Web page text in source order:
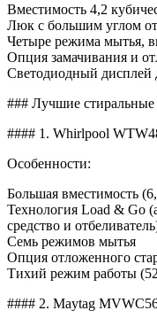
Вместимость 4,2
Люк с большим углом
Четыре режима мытья,
Опция замачивания и
Светодиодный дисплей
### Лучшие стиральные
#### 1. Whirlpool
Особенности:
Большая вместимость
Технология Load & Go
средство и
Семь режимов мытья
Опция отложенного
Тихий режим работы
#### 2. Maytag